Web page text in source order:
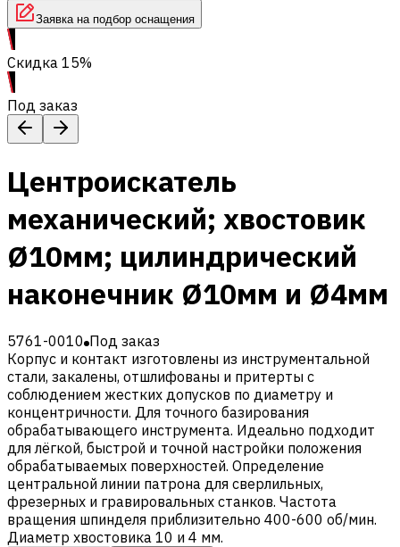
Заявка на подбор оснащения
Скидка 15%
Под заказ
Центроискатель
механический; хвостовик
Ø10мм; цилиндрический
наконечник Ø10мм и Ø4мм
5761-0010 Под заказ
Корпус и контакт изготовлены из инструментальной
стали, закалены, отшлифованы и притерты с
соблюдением жестких допусков по диаметру и
концентричности. Для точного базирования
обрабатывающего инструмента. Идеально подходит
для лёгкой, быстрой и точной настройки положения
обрабатываемых поверхностей. Определение
центральной линии патрона для сверлильных,
фрезерных и гравировальных станков. Частота
вращения шпинделя приблизительно 400-600 об/мин.
Диаметр хвостовика 10 и 4 мм.